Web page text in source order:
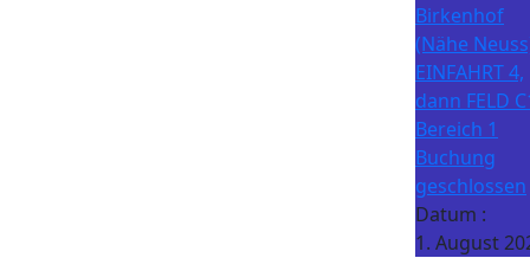
Birkenhof
(Nähe
EINFAHRT 4,
dann FELD
Bereich 1
Buchung
geschlossen
Datum :
1. August